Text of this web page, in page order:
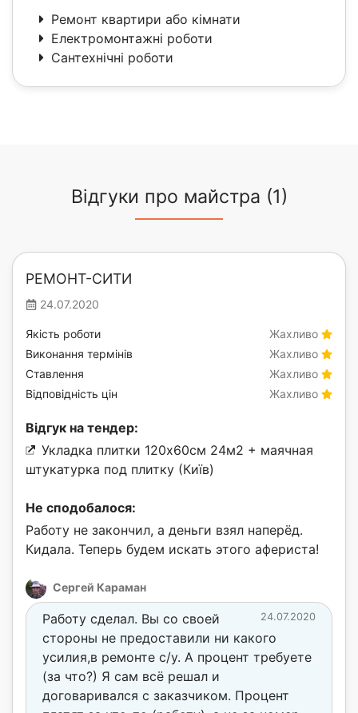
Ремонт квартири або кімнати
Електромонтажні роботи
Сантехнічні роботи
Відгуки про майстра (1)
РЕМОНТ-СИТИ
24.07.2020
Жахливо
Якість роботи
Жахливо
Виконання термінів
Жахливо
Ставлення
Жахливо
Відповідність цін
Відгук на тендер:
Укладка плитки 120х60см 24м2 + маячная
штукатурка под плитку (Київ)
Не сподобалося:
Работу не закончил, а деньги взял наперёд.
Кидала. Теперь будем искать этого афериста!
Сергей Караман
24.07.2020
Работу сделал. Вы со своей
стороны не предоставили ни какого
усилия,в ремонте с/у. А процент требуете
(за что?) Я сам всё решал и
договаривался с заказчиком. Процент